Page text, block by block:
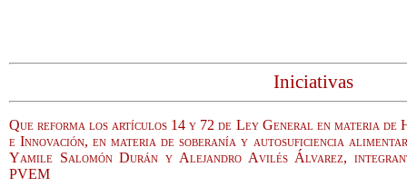
Iniciativas
Que reforma los artículos 14 y 72 de Ley General en materia de
e Innovación, en materia de soberanía y autosuficiencia
Yamile Salomón Durán y Alejandro Avilés Álvarez,
PVEM